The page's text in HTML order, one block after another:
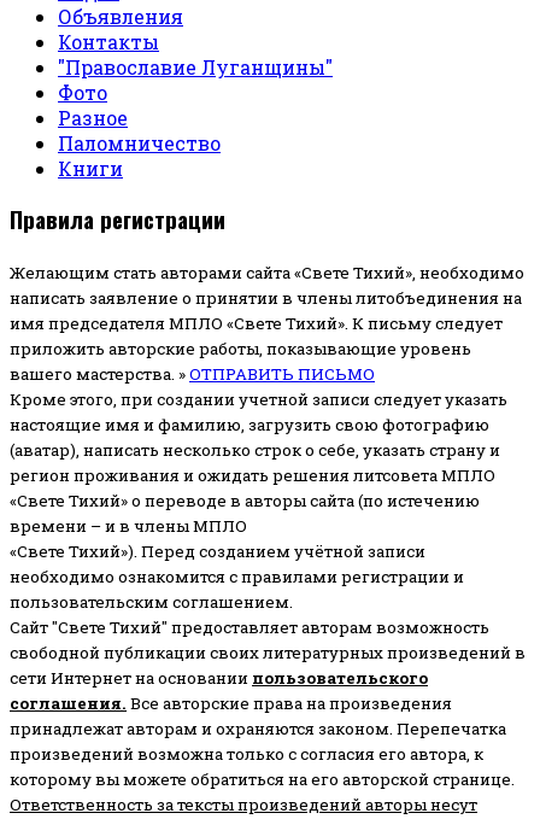
Объявления
Контакты
"Православие Луганщины"
Фото
Разное
Паломничество
Книги
Правила регистрации
Желающим стать авторами сайта «Свете Тихий», необходимо
написать заявление о принятии в члены литобъединения на
имя председателя МПЛО «Свете Тихий». К письму следует
приложить авторские работы, показывающие уровень
вашего мастерства. »ОТПРАВИТЬ ПИСЬМО
Кроме этого, при создании учетной записи следует указать
настоящие имя и фамилию, загрузить свою фотографию
(аватар), написать несколько строк о себе, указать страну и
регион проживания и ожидать решения литсовета МПЛО
«Свете Тихий» о переводе в авторы сайта (по истечению
времени – и в члены МПЛО
«Свете Тихий»). Перед созданием учётной записи
необходимо ознакомится с правилами регистрации и
пользовательским соглашением.
Сайт "Свете Тихий" предоставляет авторам возможность
свободной публикации своих литературных произведений в
сети Интернет на основании пользовательского
соглашения. Все авторские права на произведения
принадлежат авторам и охраняются законом. Перепечатка
произведений возможна только с согласия его автора, к
которому вы можете обратиться на его авторской странице.
Ответственность за тексты произведений авторы несут